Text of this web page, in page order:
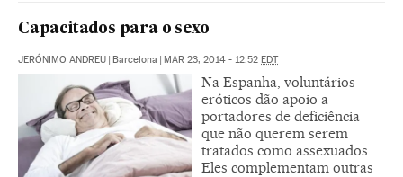
Capacitados para o sexo
JERÓNIMO ANDREU | Barcelona | MAR 23, 2014 - 12:52 EDT
Na Espanha, voluntários
eróticos dão apoio a
portadores de deficiência
que não querem serem
tratados como assexuados
Eles complementam outras